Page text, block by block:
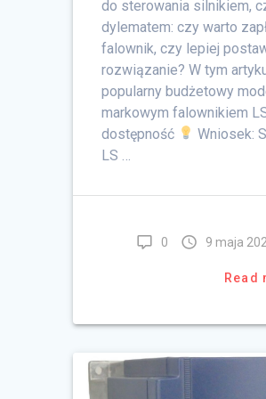
do sterowania silnikiem,
dylematem: czy warto
falownik, czy lepiej
rozwiązanie? W tym
popularny budżetowy
markowym falownikiem
dostępność
Wniosek:
LS …
0 9 maja
Read